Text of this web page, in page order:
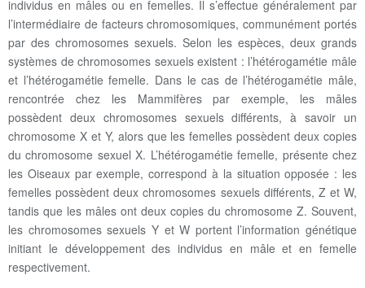
individus en mâles ou en femelles. Il s’effectue généralement par
l’intermédiaire de facteurs chromosomiques, communément portés
par des chromosomes sexuels. Selon les espèces, deux grands
systèmes de chromosomes sexuels existent : l’hétérogamétie mâle
et l’hétérogamétie femelle. Dans le cas de l’hétérogamétie mâle,
rencontrée chez les Mammifères par exemple, les mâles
possèdent deux chromosomes sexuels différents, à savoir un
chromosome X et Y, alors que les femelles possèdent deux copies
du chromosome sexuel X. L’hétérogamétie femelle, présente chez
les Oiseaux par exemple, correspond à la situation opposée : les
femelles possèdent deux chromosomes sexuels différents, Z et W,
tandis que les mâles ont deux copies du chromosome Z. Souvent,
les chromosomes sexuels Y et W portent l’information génétique
initiant le développement des individus en mâle et en femelle
respectivement.